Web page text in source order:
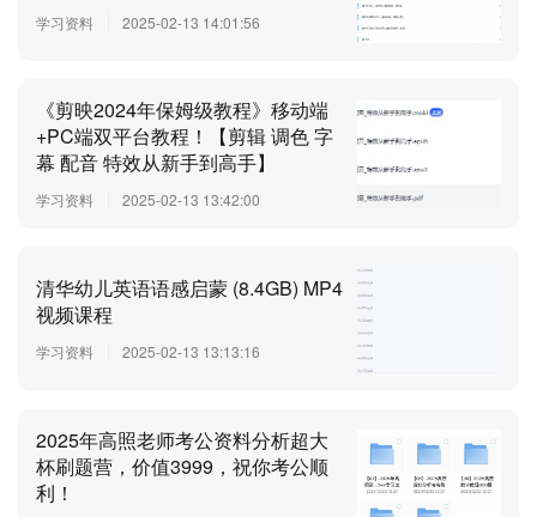
学习资料 2025-02-13 14:01:56
《剪映2024年保姆级教程》移动端
+PC端双平台教程！【剪辑 调色 字
幕 配音 特效从新手到高手】
学习资料 2025-02-13 13:42:00
清华幼儿英语语感启蒙 (8.4GB) MP4
视频课程
学习资料 2025-02-13 13:13:16
2025年高照老师考公资料分析超大
杯刷题营，价值3999，祝你考公顺
利！